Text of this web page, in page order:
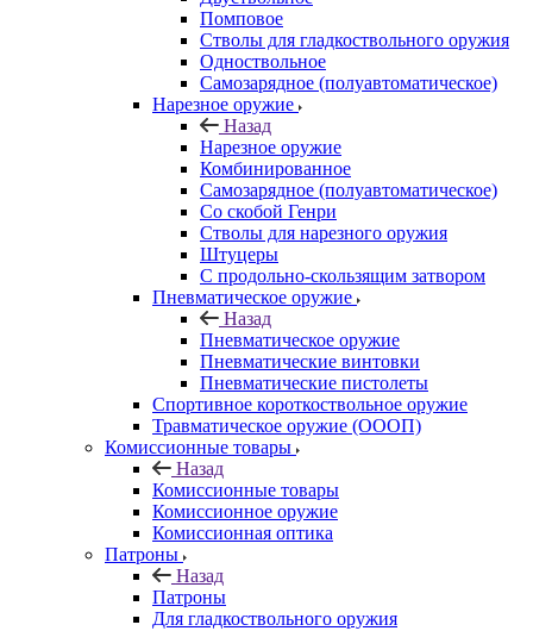
Помповое
Стволы для гладкоствольного оружия
Одноствольное
Самозарядное (полуавтоматическое)
Нарезное оружие
Назад
Нарезное оружие
Комбинированное
Самозарядное (полуавтоматическое)
Со скобой Генри
Стволы для нарезного оружия
Штуцеры
С продольно-скользящим затвором
Пневматическое оружие
Назад
Пневматическое оружие
Пневматические винтовки
Пневматические пистолеты
Спортивное короткоствольное оружие
Травматическое оружие (ОООП)
Комиссионные товары
Назад
Комиссионные товары
Комиссионное оружие
Комиссионная оптика
Патроны
Назад
Патроны
Для гладкоствольного оружия